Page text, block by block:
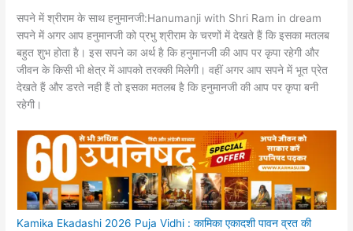
सपने में श्रीराम के साथ हनुमानजी:Hanumanji with Shri Ram in dream
सपने में अगर आप हनुमानजी को प्रभु श्रीराम के चरणों में देखते हैं कि इसका मतलब
बहुत शुभ होता है। इस सपने का अर्थ है कि हनुमानजी की आप पर कृपा रहेगी और
जीवन के किसी भी क्षेत्र में आपको तरक्की मिलेगी। वहीं अगर आप सपने में भूत प्रेत
देखते हैं और डरते नही हैं तो इसका मतलब है कि हनुमानजी की आप पर कृपा बनी
रहेगी।
Kamika Ekadashi 2026 Puja Vidhi : कामिका एकादशी पावन व्रत की